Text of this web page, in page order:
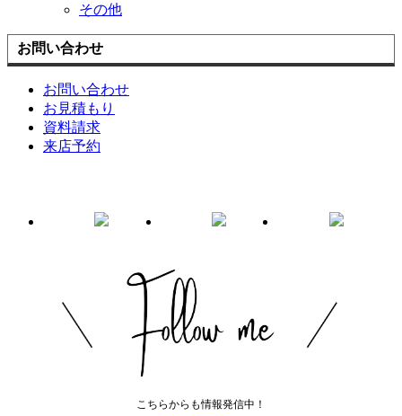
その他
お問い合わせ
お問い合わせ
お見積もり
資料請求
来店予約
こちらからも情報発信中！